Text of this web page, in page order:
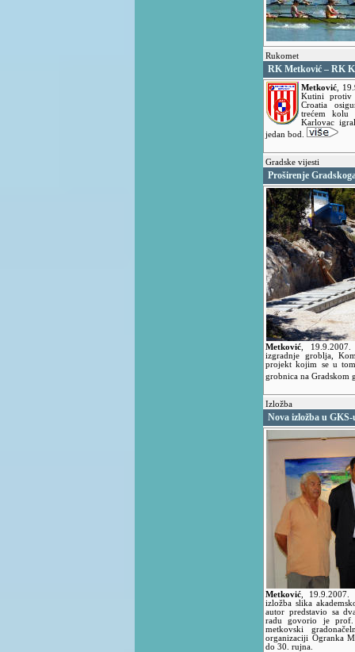
Rukomet
RK Metković – RK
Metković
Kutini protiv
Croatia
trećem kolu
Karlovac
jedan bod.
Gradske vijesti
Proširenje
Metković
izgradnje groblja,
projekt kojim se u
grobnica na Gradskom
Izložba
Nova izložba u GKS-
Metković
19.9.2007.
izložba slika
autor predstavio sa
radu govorio je
metkovski
organizaciji Ogranka
do 30. rujna.